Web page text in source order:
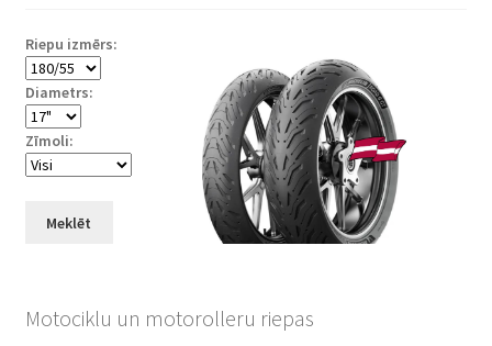
Riepu izmērs:
Diametrs:
Zīmoli:
Meklēt
Motociklu un motorolleru riepas